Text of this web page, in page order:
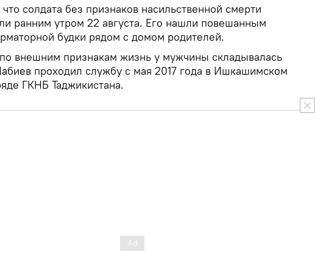
солдата без признаков насильственной смерти
ранним утром 22 августа. Его нашли повешанным
будки рядом с домом родителей.
внешним признакам жизнь у мужчины складывалась
проходил службу с мая 2017 года в Ишкашимском
ГКНБ Таджикистана.